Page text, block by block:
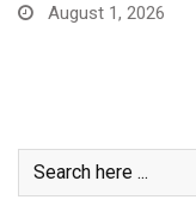
August 1, 2026